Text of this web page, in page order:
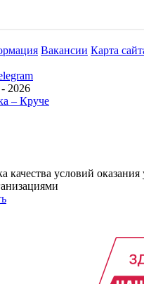
Вакансии Карта
2026
– Круче
качества условий оказания